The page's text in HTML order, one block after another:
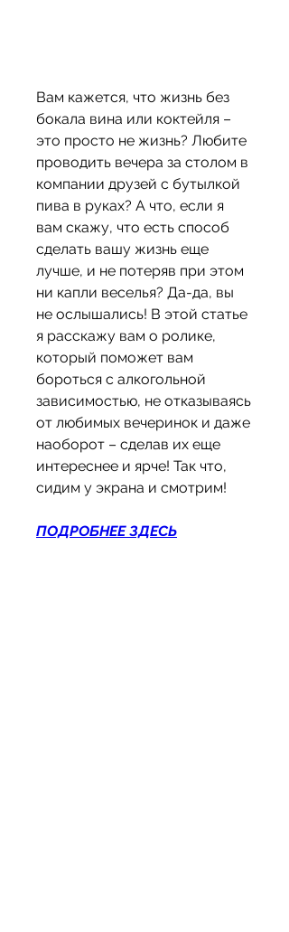
Вам кажется, что жизнь без
бокала вина или коктейля –
это просто не жизнь? Любите
проводить вечера за столом в
компании друзей с бутылкой
пива в руках? А что, если я
вам скажу, что есть способ
сделать вашу жизнь еще
лучше, и не потеряв при этом
ни капли веселья? Да-да, вы
не ослышались! В этой статье
я расскажу вам о ролике,
который поможет вам
бороться с алкогольной
зависимостью, не отказываясь
от любимых вечеринок и даже
наоборот – сделав их еще
интереснее и ярче! Так что,
сидим у экрана и смотрим!
ПОДРОБНЕЕ ЗДЕСЬ